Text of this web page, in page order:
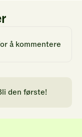
å kommentere
den første!